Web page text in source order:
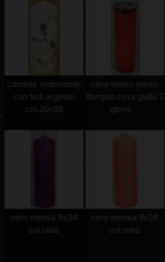
candela matrimonio
con fedi argento
cm.20x80
cero votivo rosso
liturgico cera gialla 7
giorni ...
cero mensa 8x24
col.viola
cero mensa 8x24
col.rosa